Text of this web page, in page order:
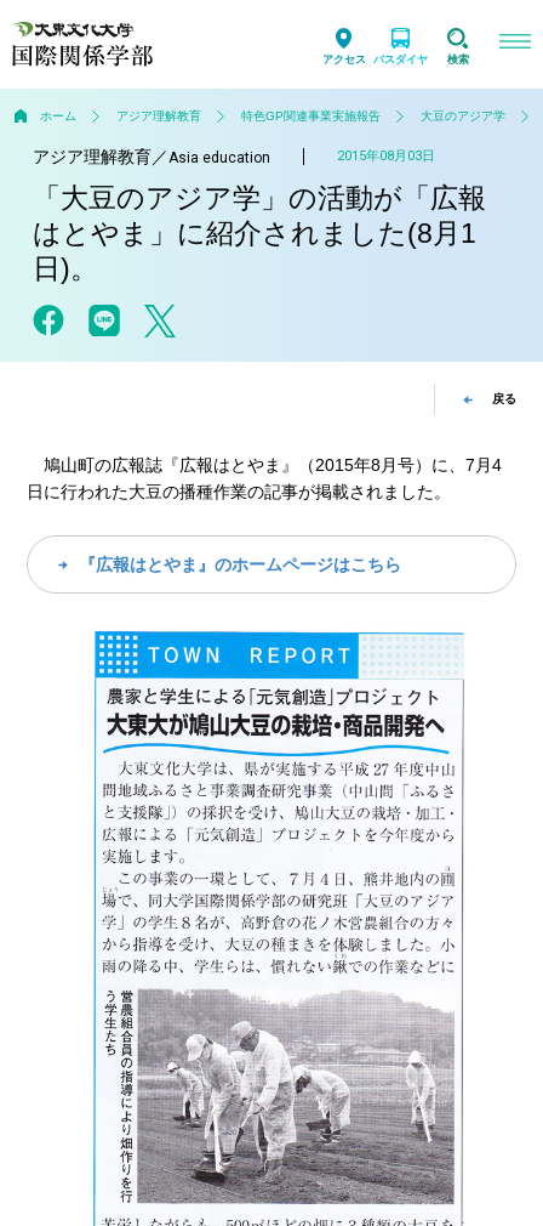
アクセス バスダイヤ 検索
ホーム アジア理解教育 特色GP関連事業実施報告 大豆のアジア学
アジア理解教育／ Asia education 2015年08月03日
「大豆のアジア学」の活動が「広報
はとやま」に紹介されました(8月1
日)。
戻る
鳩山町の広報誌『広報はとやま』（2015年8月号）に、7月4
日に行われた大豆の播種作業の記事が掲載されました。
『広報はとやま』のホームページはこちら